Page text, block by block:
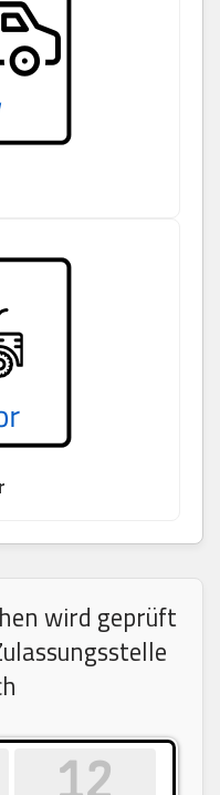
wird geprüft